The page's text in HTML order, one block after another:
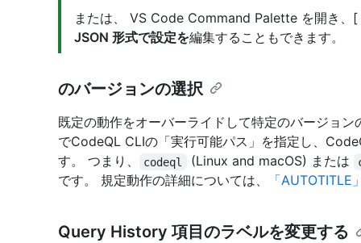
または、 VS Code Command Palette を開き、[
JSON 形式で設定を編集することもできます。
のバージョンの選択
既定の動作をオーバーライドして特定のバージョ
でCodeQL CLIの「実行可能パス」を指定し、
す。 つまり、
codeql (Linux and macOS) または
です。 規定動作の詳細については、 「AUTOTITLE
Query History 項目のラベルを変更する